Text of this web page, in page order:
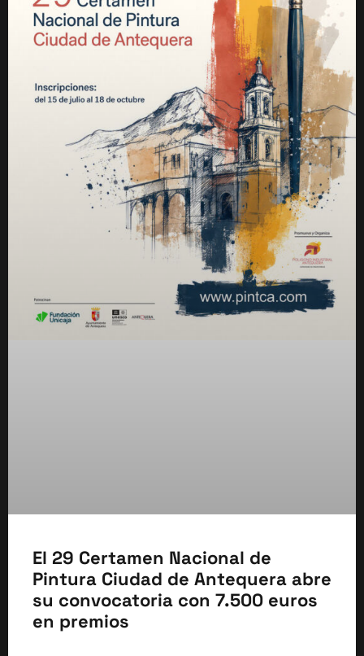
El 29 Certamen Nacional de
Pintura Ciudad de Antequera abre
su convocatoria con 7.500 euros
en premios